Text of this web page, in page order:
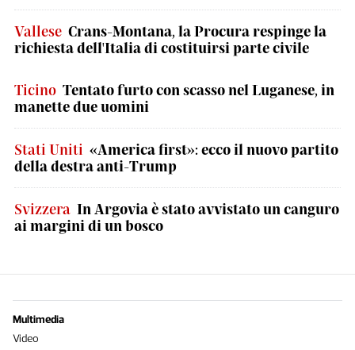
Vallese Crans-Montana, la Procura respinge la
richiesta dell'Italia di costituirsi parte civile
Ticino Tentato furto con scasso nel Luganese, in
manette due uomini
Stati Uniti «America first»: ecco il nuovo partito
della destra anti-Trump
Svizzera In Argovia è stato avvistato un canguro
ai margini di un bosco
Multimedia
Video